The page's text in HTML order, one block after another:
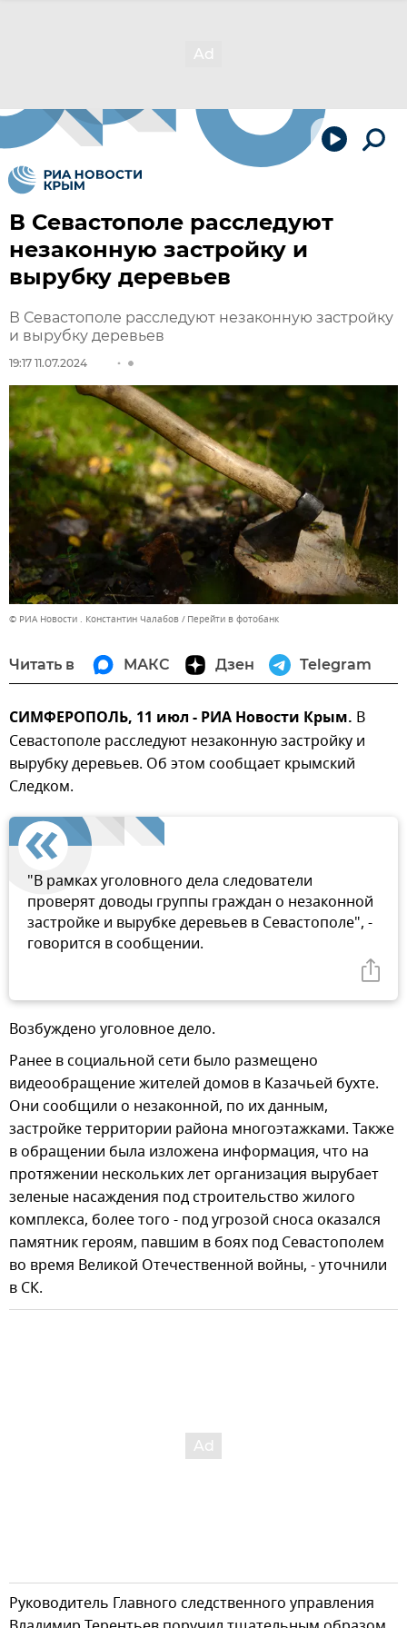
В Севастополе расследуют
незаконную застройку и
вырубку деревьев
В Севастополе расследуют незаконную застройку
и вырубку деревьев
19:17 11.07.2024
© РИА Новости . Константин Чалабов Перейти в фотобанк
Читать в МАКС Дзен Telegram
СИМФЕРОПОЛЬ, 11 июл - РИА Новости Крым. В
Севастополе расследуют незаконную застройку и
вырубку деревьев. Об этом сообщает крымский
Следком.
"В рамках уголовного дела следователи
проверят доводы группы граждан о незаконной
застройке и вырубке деревьев в Севастополе", -
говорится в сообщении.
Возбуждено уголовное дело.
Ранее в социальной сети было размещено
видеообращение жителей домов в Казачьей бухте.
Они сообщили о незаконной, по их данным,
застройке территории района многоэтажками. Также
в обращении была изложена информация, что на
протяжении нескольких лет организация вырубает
зеленые насаждения под строительство жилого
комплекса, более того - под угрозой сноса оказался
памятник героям, павшим в боях под Севастополем
во время Великой Отечественной войны, - уточнили
в СК.
Руководитель Главного следственного управления